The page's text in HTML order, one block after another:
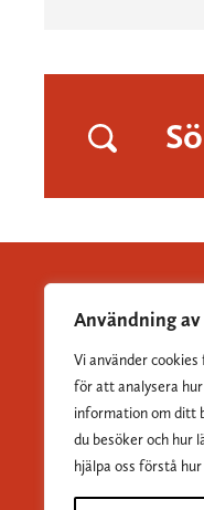
Användning
Vi använder
för att analysera
information om ditt
du besöker och hur
hjälpa oss förstå
Albert Bonniers
största